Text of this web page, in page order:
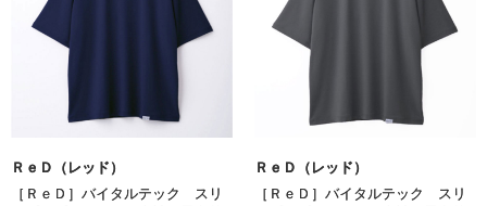
ＲｅＤ（レッド）
［ＲｅＤ］バイタルテック スリ
ＲｅＤ（レッド）
［ＲｅＤ］バイタルテック スリ